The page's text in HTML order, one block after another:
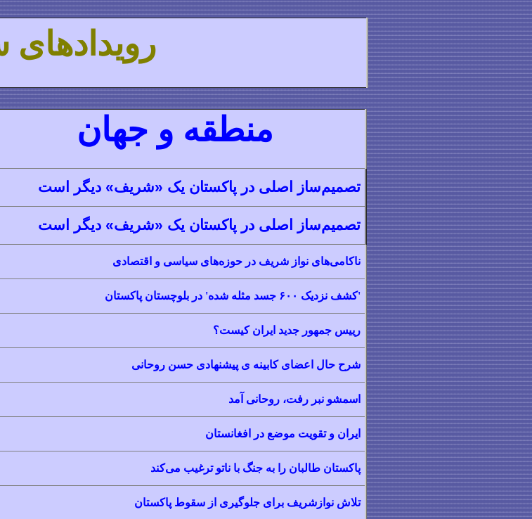
منطقه و جهان
تصمیم‌ساز اصلی در پاکستان یک «شریف» دیگر است
تصمیم‌ساز اصلی در پاکستان یک «شریف» دیگر است
ناکامی‌های نواز شریف در حوزه‌های سیاسی و اقتصادی
'کشف نزدیک ۶۰۰ جسد مثله شده' در بلوچستان پاکستان
رییس جمهور جدید ایران کیست؟
شرح حال اعضای کابینه ی پیشنهادی حسن روحانی
اسمشو نبر رفت، روحانی آمد
ایران و تقویت موضع در افغانستان
پاکستان طالبان را به جنگ با ناتو ترغیب می‌کند
تلاش نوازشریف برای جلوگیری از سقوط پاکستان